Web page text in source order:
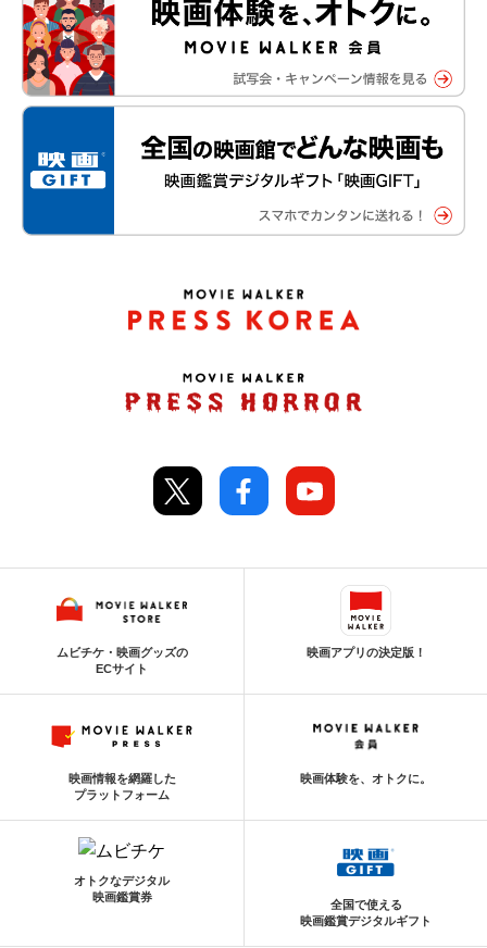
ムビチケ・映画グッズの
ECサイト
映画アプリの決定版！
映画情報を網羅した
プラットフォーム
映画体験を、オトクに。
オトクなデジタル
映画鑑賞券
全国で使える
映画鑑賞デジタルギフト